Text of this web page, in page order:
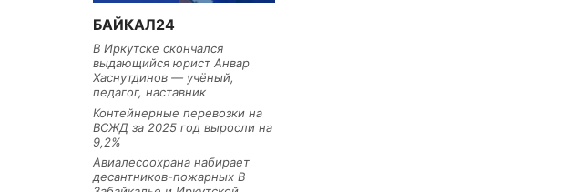
БАЙКАЛ24
В Иркутске скончался
выдающийся юрист Анвар
Хаснутдинов — учёный,
педагог, наставник
Контейнерные перевозки на
ВСЖД за 2025 год выросли на
9,2%
Авиалесоохрана набирает
десантников-пожарных В